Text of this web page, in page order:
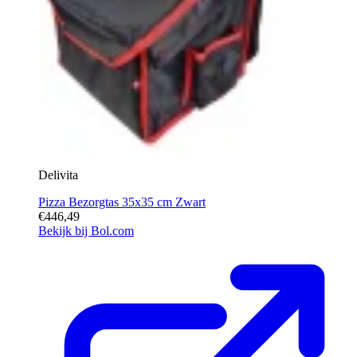
Delivita
Pizza Bezorgtas 35x35 cm Zwart
€446,49
Bekijk bij Bol.com